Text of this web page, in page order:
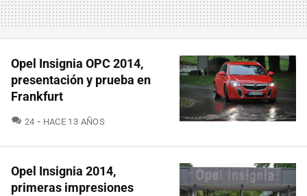
Opel Insignia OPC 2014,
presentación y prueba en
Frankfurt
24 COMENTARIOS
HACE 13 AÑOS
Opel Insignia 2014,
primeras impresiones